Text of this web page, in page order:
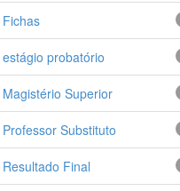
Fichas
estágio probatório
Magistério Superior
Professor Substituto
Resultado Final